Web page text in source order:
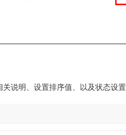
说明、设置排序值、以及状态设置